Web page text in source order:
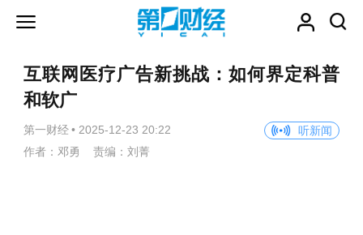
互联网医疗广告新挑战：如何界定科普
和软广
第一财经 • 2025-12-23 20:22
听新闻
作者：邓勇 责编：刘菁